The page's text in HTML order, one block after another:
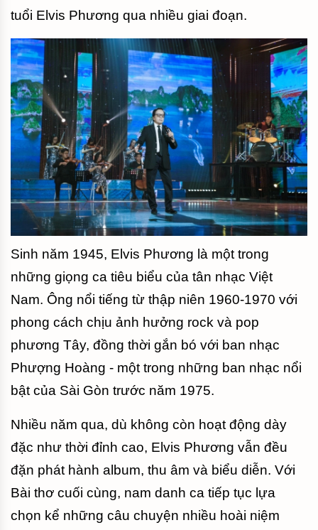
tuổi Elvis Phương qua nhiều giai đoạn.
Sinh năm 1945, Elvis Phương là một trong
những giọng ca tiêu biểu của tân nhạc Việt
Nam. Ông nổi tiếng từ thập niên 1960-1970 với
phong cách chịu ảnh hưởng rock và pop
phương Tây, đồng thời gắn bó với ban nhạc
Phượng Hoàng - một trong những ban nhạc nổi
bật của Sài Gòn trước năm 1975.
Nhiều năm qua, dù không còn hoạt động dày
đặc như thời đỉnh cao, Elvis Phương vẫn đều
đặn phát hành album, thu âm và biểu diễn. Với
Bài thơ cuối cùng, nam danh ca tiếp tục lựa
chọn kể những câu chuyện nhiều hoài niệm